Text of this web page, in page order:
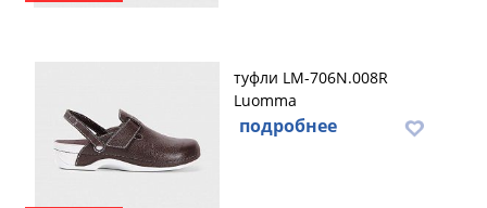
туфли LM-706N.008R
Luomma
подробнее